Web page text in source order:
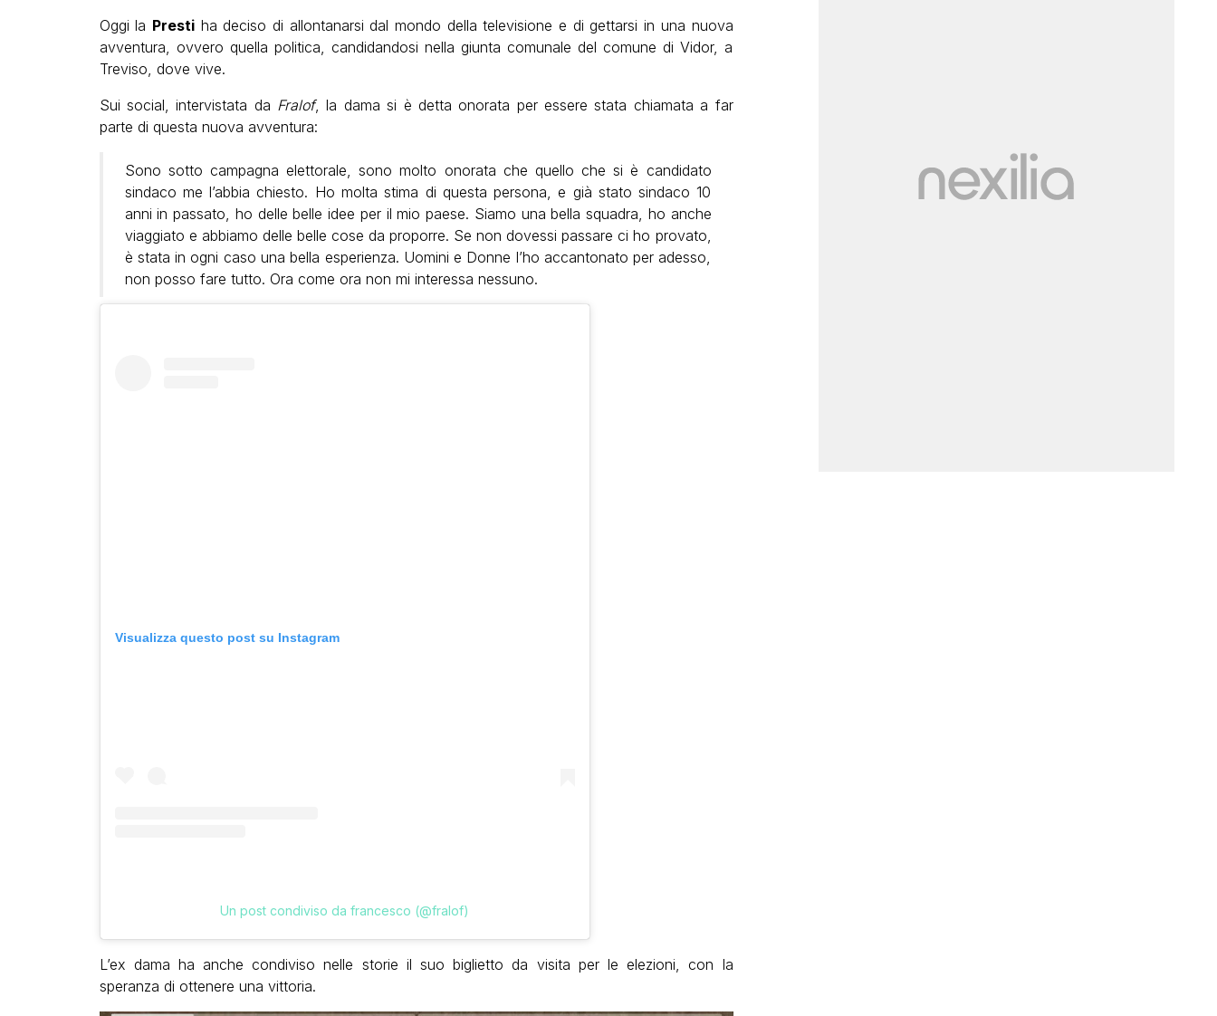
Oggi la Prestiha deciso di allontanarsi dal mondo della televisione e di gettarsi in una nuova
avventura, ovvero quella politica, candidandosi nella giunta comunale del comune di Vidor, a
Treviso, dove vive.
Sui social, intervistata da Fralof, la dama si è detta onorata per essere stata chiamata a far
parte di questa nuova avventura:
Sono sotto campagna elettorale, sono molto onorata che quello che si è candidato
sindaco me l’abbia chiesto. Ho molta stima di questa persona, e già stato sindaco 10
anni in passato, ho delle belle idee per il mio paese. Siamo una bella squadra, ho anche
viaggiato e abbiamo delle belle cose da proporre. Se non dovessi passare ci ho provato,
è stata in ogni caso una bella esperienza. Uomini e Donne l’ho accantonato per adesso,
non posso fare tutto. Ora come ora non mi interessa nessuno.
Visualizza questo post su Instagram
Un post condiviso da francesco (@fralof)
L’ex dama ha anche condiviso nelle storie il suo biglietto da visita per le elezioni, con la
speranza di ottenere una vittoria.